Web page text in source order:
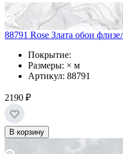
88791 Rose Злата обои
Покрытие:
Размеры: × м
Артикул: 88791
2190 ₽
В корзину